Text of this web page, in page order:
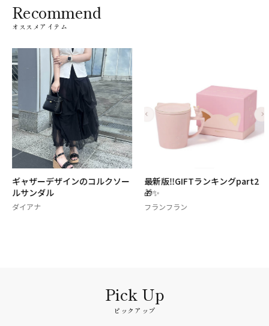
Recommend
オススメアイテム
ギャザーデザインのコルクソー
ルサンダル
ダイアナ
最新版‼️GIFTランキングpart2
🎁✨
フランフラン
ピックアップ